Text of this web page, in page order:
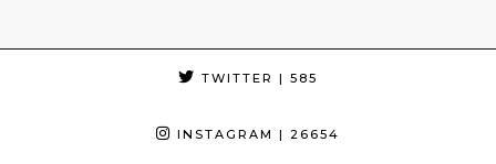
TWITTER | 585
INSTAGRAM | 26654